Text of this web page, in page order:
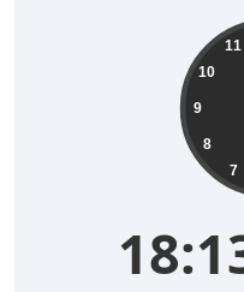
7
8
9
10
11